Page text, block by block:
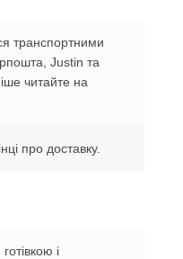
транспортними
Justin та
читайте на
про доставку.
і